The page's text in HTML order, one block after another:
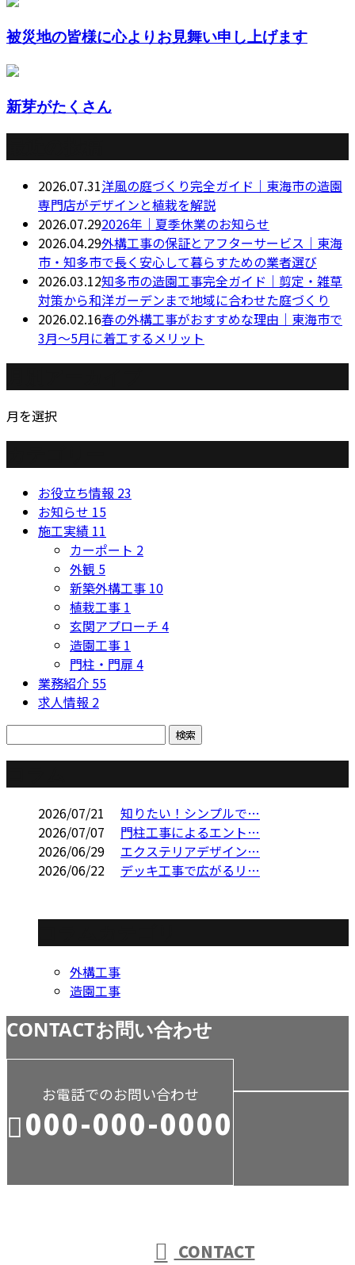
被災地の皆様に心よりお見舞い申し上げます
新芽がたくさん
2026.07.31洋風の庭づくり完全ガイド｜東海市の造園
専門店がデザインと植栽を解説
2026.07.292026年｜夏季休業のお知らせ
2026.04.29外構工事の保証とアフターサービス｜東海
市・知多市で長く安心して暮らすための業者選び
2026.03.12知多市の造園工事完全ガイド｜剪定・雑草
対策から和洋ガーデンまで地域に合わせた庭づくり
2026.02.16春の外構工事がおすすめな理由｜東海市で
3月〜5月に着工するメリット
月を選択
お役立ち情報 23
お知らせ 15
施工実績 11
カーポート 2
外観 5
新築外構工事 10
植栽工事 1
玄関アプローチ 4
造園工事 1
門柱・門扉 4
業務紹介 55
求人情報 2
2026/07/21
知りたい！シンプルで…
2026/07/07
門柱工事によるエント…
2026/06/29
エクステリアデザイン…
2026/06/22
デッキ工事で広がるリ…
外構工事
造園工事
CONTACTお問い合わせ
お電話でのお問い合わせ
000-000-0000
CONTACT